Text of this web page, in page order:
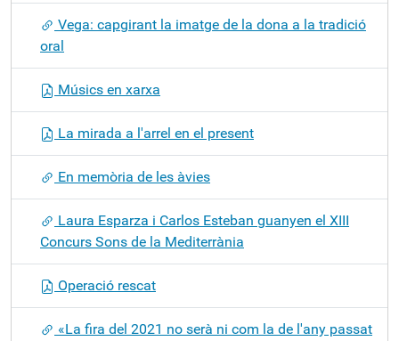
Vega: capgirant la imatge de la dona a la tradició
oral
Músics en xarxa
La mirada a l'arrel en el present
En memòria de les àvies
Laura Esparza i Carlos Esteban guanyen el XIII
Concurs Sons de la Mediterrània
Operació rescat
«La fira del 2021 no serà ni com la de l'any passat